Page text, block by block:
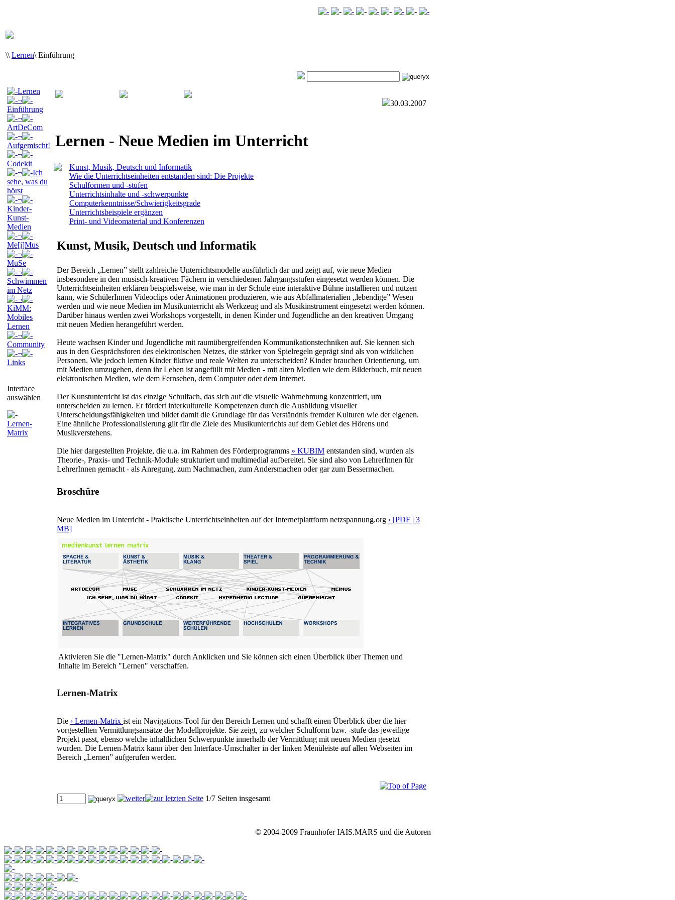
\\ Lernen\ Einführung
Lernen
¬
Einführung
¬
ArtDeCom
¬
Aufgemischt!
¬
Codekit
¬
Ich
sehe, was du
hörst
¬
Kinder-
Kunst-
Medien
¬
Me[i]Mus
¬
MuSe
¬
Schwimmen
im Netz
¬
KiMM:
Mobiles
Lernen
¬
Community
¬
Links
Interface
auswählen
Lernen-
Matrix
30.03.2007
Lernen - Neue Medien im Unterricht
Kunst, Musik, Deutsch und Informatik
Wie die Unterrichtseinheiten entstanden sind: Die Projekte
Schulformen und -stufen
Unterrichtsinhalte und -schwerpunkte
Computerkenntnisse/Schwierigkeitsgrade
Unterrichtsbeispiele ergänzen
Print- und Videomaterial und Konferenzen
Kunst, Musik, Deutsch und Informatik
Der Bereich „Lernen” stellt zahlreiche Unterrichtsmodelle ausführlich dar und zeigt auf, wie neue Medien
insbesondere in den musisch-kreativen Fächern in verschiedenen Jahrgangsstufen eingesetzt werden können. Die
Unterrichtseinheiten erklären beispielsweise, wie man in der Schule eine interaktive Bühne installieren und nutzen
kann, wie SchülerInnen Videoclips oder Animationen produzieren, wie aus Abfallmaterialien „lebendige” Wesen
werden und wie neue Medien im Musikunterricht als Werkzeug und als Musikinstrument eingesetzt werden können.
Darüber hinaus werden zwei Workshops vorgestellt, in denen Kinder und Jugendliche an den kreativen Umgang
mit neuen Medien herangeführt werden.
Heute wachsen Kinder und Jugendliche mit raumübergreifenden Kommunikationstechniken auf. Sie kennen sich
aus in den Gesprächsforen des elektronischen Netzes, die stärker von Spielregeln geprägt sind als von wirklichen
Personen. Wie jedoch lernen Kinder fiktive und reale Welten zu unterscheiden? Kinder brauchen Orientierung, um
mit Medien umzugehen, denn ihr Leben ist angefüllt mit Medien - mit alten Medien wie dem Bilderbuch, mit neuen
elektronischen Medien, wie dem Fernsehen, dem Computer oder dem Internet.
Der Kunstunterricht ist das einzige Schulfach, das sich auf die visuelle Wahrnehmung konzentriert, um
unterscheiden zu lernen. Er fördert interkulturelle Kompetenzen durch die Ausbildung visueller
Unterscheidungsfähigkeiten und bildet damit die Grundlage für das Verständnis fremder Kulturen wie der eigenen.
Eine ähnliche Professionalisierung gilt für die Ziele des Musikunterrichts auf dem Gebiet des Hörens und
Musikverstehens.
Die hier dargestellten Projekte, die u.a. im Rahmen des Förderprogramms » KUBIM entstanden sind, wurden als
Theorie-, Praxis- und Technik-Module strukturiert und multimedial aufbereitet. Sie sind also von LehrerInnen für
LehrerInnen gemacht - als Anregung, zum Nachmachen, zum Andersmachen oder gar zum Bessermachen.
Broschüre
Neue Medien im Unterricht - Praktische Unterrichtseinheiten auf der Internetplattform netzspannung.org › [PDF | 3
MB]
Aktivieren Sie die "Lernen-Matrix" durch Anklicken und Sie können sich einen Überblick über Themen und
Inhalte im Bereich "Lernen" verschaffen.
Lernen-Matrix
Die › Lernen-Matrix ist ein Navigations-Tool für den Bereich Lernen und schafft einen Überblick über die hier
vorgestellten Vermittlungsansätze der Modellprojekte. Sie zeigt, zu welcher Schulform bzw. -stufe das jeweilige
Projekt passt, ebenso welche inhaltlichen Schwerpunkte innerhalb der Vermittlung mit neuen Medien gesetzt
wurden. Die Lernen-Matrix kann über den Interface-Umschalter in der linken Menüleiste auf allen Webseiten im
Bereich „Lernen” aufgerufen werden.
1/7 Seiten insgesamt
© 2004-2009 Fraunhofer IAIS.MARS und die Autoren